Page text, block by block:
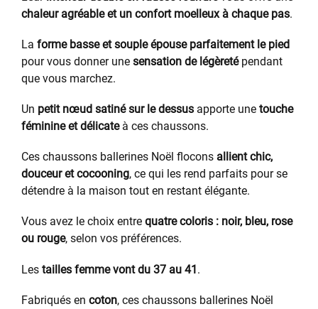
chaleur agréable et un confort moelleux à chaque pas.
La forme basse et souple épouse parfaitement le pied
pour vous donner une sensation de légèretépendant
que vous marchez.
Un petit nœud satiné sur le dessus apporte une touche
féminine et délicateà ces chaussons.
Ces chaussons ballerines Noël flocons allient chic,
douceur et cocooning, ce qui les rend parfaits pour se
détendre à la maison tout en restant élégante.
Vous avez le choix entre quatre coloris : noir, bleu, rose
ou rouge, selon vos préférences.
Les tailles femme vont du 37 au 41.
Fabriqués en coton, ces chaussons ballerines Noël